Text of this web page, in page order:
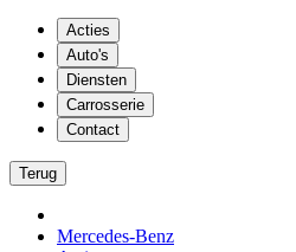
Acties
Auto's
Diensten
Carrosserie
Contact
Terug
Mercedes-Benz